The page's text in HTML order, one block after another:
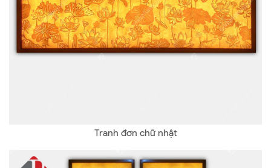
Tranh đơn chữ nhật